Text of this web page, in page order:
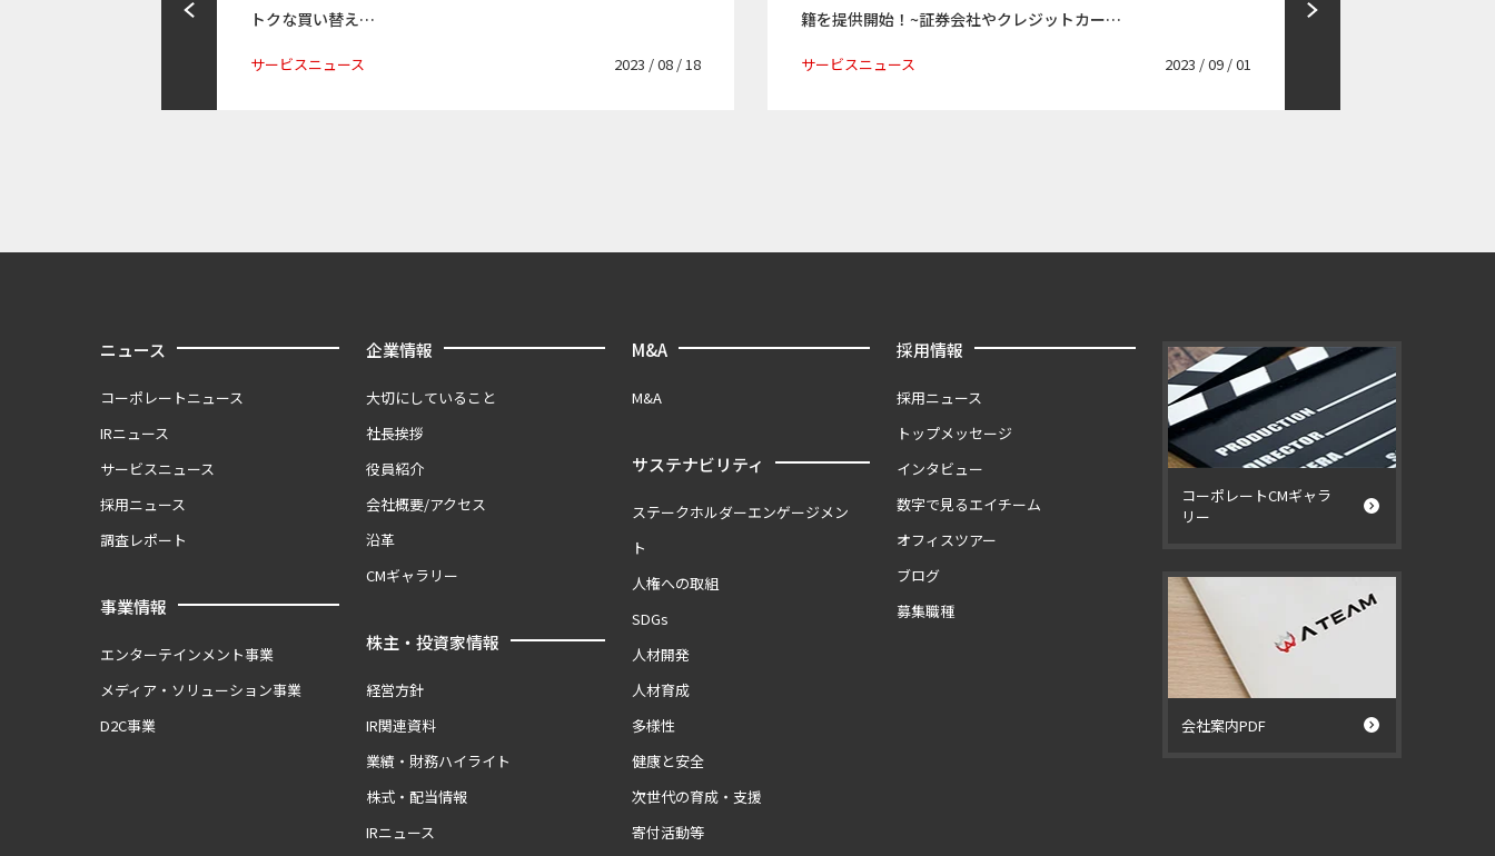
トクな買い替え…
サービスニュース 2023 / 08 / 18
籍を提供開始！~証券会社やクレジットカー…
サービスニュース 2023 / 09 / 01
ニュース
コーポレートニュース
IRニュース
サービスニュース
採用ニュース
調査レポート
事業情報
エンターテインメント事業
メディア・ソリューション事業
D2C事業
企業情報
大切にしていること
社長挨拶
役員紹介
会社概要/アクセス
沿革
CMギャラリー
株主・投資家情報
経営方針
IR関連資料
業績・財務ハイライト
株式・配当情報
IRニュース
M&A
M&A
サステナビリティ
ステークホルダーエンゲージメン
ト
人権への取組
SDGs
人材開発
人材育成
多様性
健康と安全
次世代の育成・支援
寄付活動等
採用情報
採用ニュース
トップメッセージ
インタビュー
数字で見るエイチーム
オフィスツアー
ブログ
募集職種
コーポレートCMギャラ
リー
会社案内PDF